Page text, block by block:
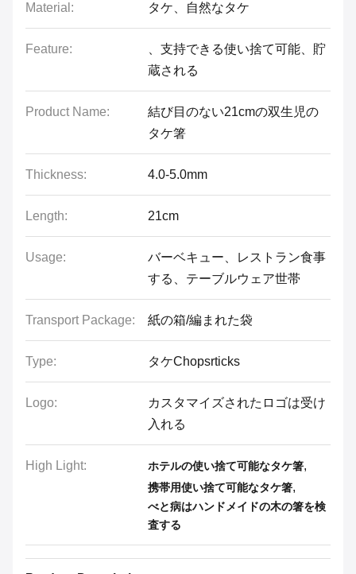
Material: タケ、自然なタケ
Feature:
、支持できる使い捨て可能、貯
蔵される
Product Name:
結び目のない21cmの双生児の
タケ箸
Thickness: 4.0-5.0mm
Length: 21cm
Usage:
バーベキュー、レストラン食事
する、テーブルウェア世帯
Transport Package: 紙の箱/編まれた袋
Type: タケChopsrticks
Logo:
カスタマイズされたロゴは受け
入れる
High Light: ホテルの使い捨て可能なタケ箸,
携帯用使い捨て可能なタケ箸,
べと病はハンドメイドの木の箸を検
査する